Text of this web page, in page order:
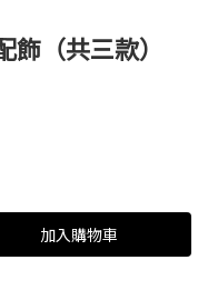
（共三款）
加入購物車